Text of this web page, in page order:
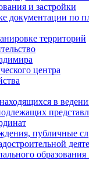
и застройки
документации по
территорий
центра
в
публичные